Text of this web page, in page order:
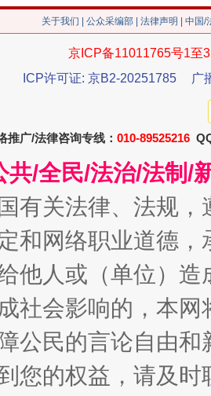
"
一次搞定
关于我们 公众采编部 法律声明 | 中国
京ICP备11011765号1至
ICP许可证: 京B2-20251785
广
推广/法律咨询专线： 010-89525216
共/全民/法治/法制/
有关法律、法规
和网络职业道德
他人或（单位）
社会影响的，本
公民的言论自由
您的权益，请及